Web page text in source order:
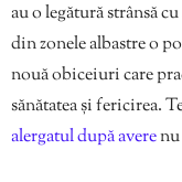
au o legătură strânsă
din zonele albastre o
nouă obiceiuri care
sănătatea și fericirea.
alergatul după averenu